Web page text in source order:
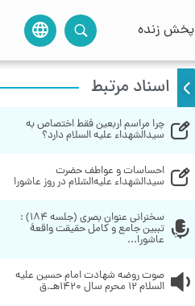
پخش زنده language
اسناد مرتبط
سیدالشهداء علیه السلام دارد؟
سيدالشهداء عليه‌السّلام در روز عاشورا
عاشورا...
السلام 12 محرم سال 1420هـ.ق